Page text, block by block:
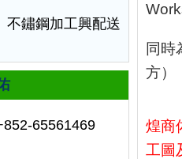
不鏽鋼加工興配送
65561469
同時
方）
煌商
工圖